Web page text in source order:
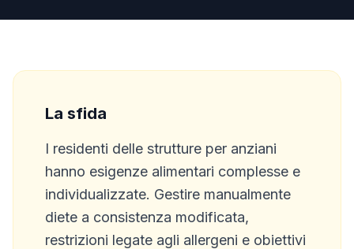
La sfida
I residenti delle strutture per anziani
hanno esigenze alimentari complesse e
individualizzate. Gestire manualmente
diete a consistenza modificata,
restrizioni legate agli allergeni e obiettivi